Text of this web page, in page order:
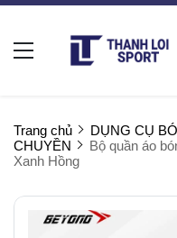
Trang chủ DỤNG CỤ
CHUYỀN
Bộ quần áo
Xanh Hồng